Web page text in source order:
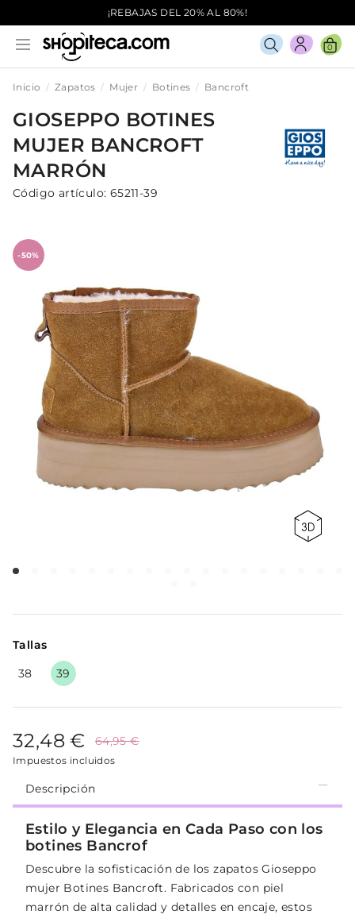
¡REBAJAS DEL 20% AL 80%!
0
Inicio Zapatos Mujer Botines Bancroft
GIOSEPPO BOTINES
MUJER BANCROFT
MARRÓN
Código artículo: 65211-39
-50%
Tallas
38
39
32,48 € 64,95 €
Impuestos incluidos
Descripción
Estilo y Elegancia en Cada Paso con los
botines Bancrof
Descubre la sofisticación de los zapatos Gioseppo
mujer Botines Bancroft. Fabricados con piel
marrón de alta calidad y detalles en encaje, estos